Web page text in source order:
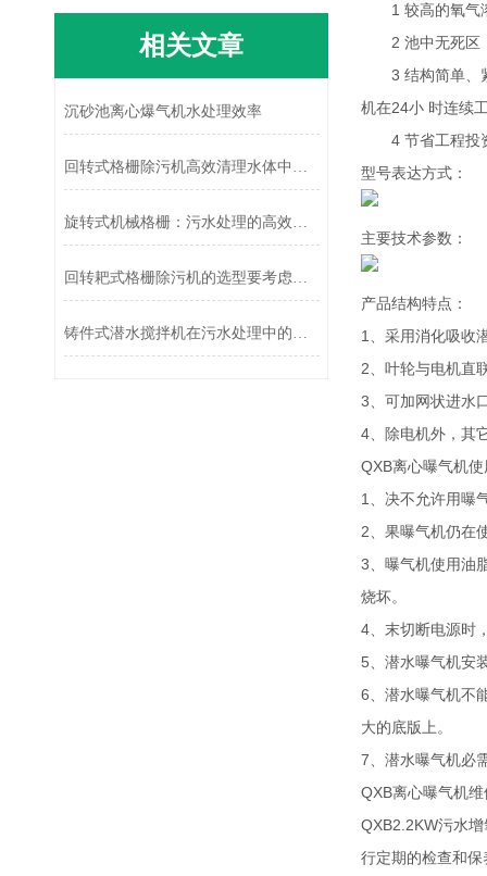
1 较高的氧气溶
2 池中无死区，
3 结构简单、紧
机在24小 时连续
4 节省工程投资
型号表达方式：
主要技术参数：
产品结构特点：
1、采用消化吸收
2、叶轮与电机直
3、可加网状进水
4、除电机外，其
QXB离心曝气机
1、决不允许用曝
2、果曝气机仍在
3、曝气机使用油
烧坏。
4、末切断电源时
5、潜水曝气机安
6、潜水曝气机不
大的底版上。
7、潜水曝气机必
QXB离心曝气机
QXB2.2KW污水
行定期的检查和保
相关文章
沉砂池离心爆气机水处理效率
回转式格栅除污机高效清理水体中的污染物
旋转式机械格栅：污水处理的高效卫士
回转耙式格栅除污机的选型要考虑哪些因素
铸件式潜水搅拌机在污水处理中的应用与效果分析